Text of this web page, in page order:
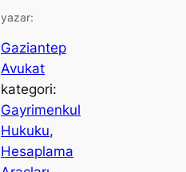
yazar:
Gaziantep
Avukat
kategori:
Gayrimenkul
Hukuku
Hesaplama